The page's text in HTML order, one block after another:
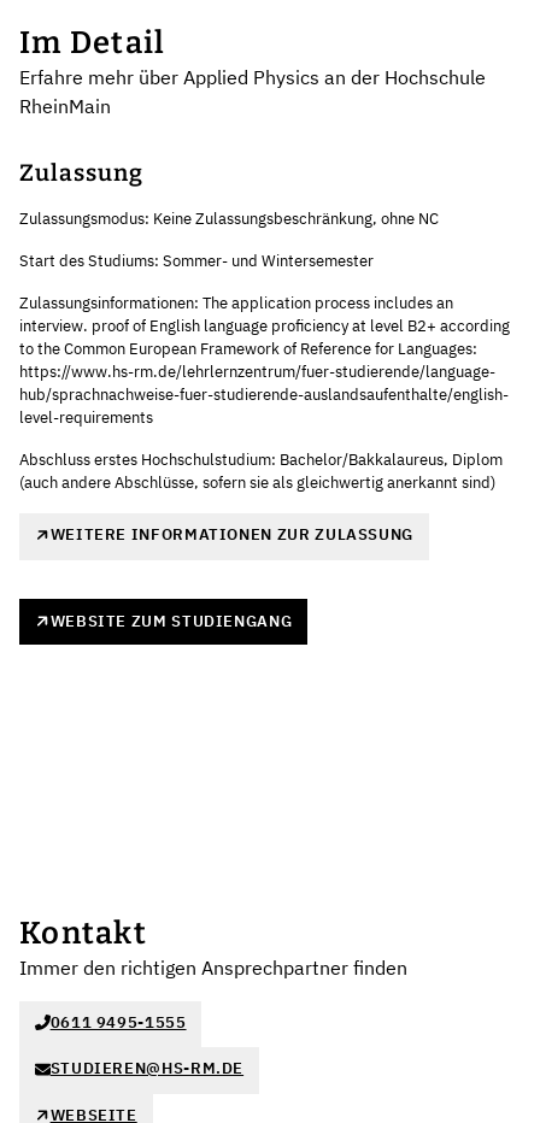
Im Detail
Erfahre mehr über Applied Physics an der Hochschule
RheinMain
Zulassung
Zulassungsmodus: Keine Zulassungsbeschränkung, ohne NC
Start des Studiums: Sommer- und Wintersemester
Zulassungsinformationen: The application process includes an
interview. proof of English language proficiency at level B2+ according
to the Common European Framework of Reference for Languages:
https://www.hs-rm.de/lehrlernzentrum/fuer-studierende/language-
hub/sprachnachweise-fuer-studierende-auslandsaufenthalte/english-
level-requirements
Abschluss erstes Hochschulstudium: Bachelor/Bakkalaureus, Diplom
(auch andere Abschlüsse, sofern sie als gleichwertig anerkannt sind)
WEITERE INFORMATIONEN ZUR ZULASSUNG
WEBSITE ZUM STUDIENGANG
Kontakt
Immer den richtigen Ansprechpartner finden
0611 9495-1555
STUDIEREN@HS-RM.DE
WEBSEITE